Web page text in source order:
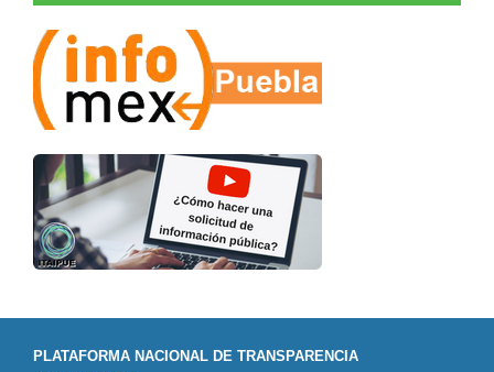
PLATAFORMA NACIONAL DE TRANSPARENCIA